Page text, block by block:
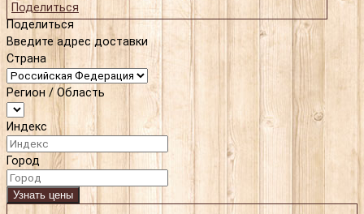
Поделиться
Поделиться
Введите адрес доставки
Страна
Регион / Область
Индекс
Город
Узнать цены